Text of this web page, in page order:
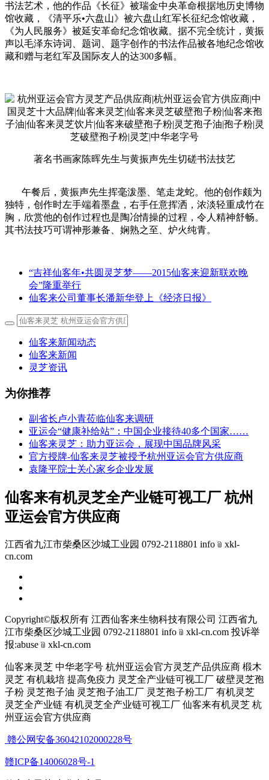
书法艺术，他的作品《长征》被瑞金中央革命根据地历史博物
馆收藏，《清平乐•六盘山》被六盘山红军长征纪念馆收藏，
《为人民服务》被延安革命纪念馆收藏。据不完全统计，黄振
声以毛泽东诗词、题词、题字创作的书法作品被各地纪念馆收
藏和赠与老红军及国际友人的达300多幅。
著名书画家陈晖先生与黄振声先生切磋书法技艺
午餐后，黄振声先生挥毫泼墨、笔走龙蛇。他的创作颇为
独特，创作时左手端着墨盘，右手任意挥洒，浓淡轻重成竹在
胸，欣赏他的创作过程也是陶冶情操的过程，令人精神舒畅。
其书法技巧可谓神形兼备、娴熟之至、炉火纯青。
“吉祥仙客年•共圆灵芝梦——2015仙客来迎新联欢晚
会”隆重举行
仙客来公司董事长潘新华登上《经济日报》
仙客来新闻动态
仙客来新闻
灵芝资讯
为你推荐
副省长卢小青莅临仙客来调研
亚运会“健康补给站”：中国企业接待40多个国家……
仙客来灵芝：助力亚运会，展现中国品牌风采
官方授牌-仙客来灵芝被授予杭州亚运会官方供应商
袁隆平院士关心家乡企业发展
仙客来有机灵芝全产业链可视工厂 杭州
亚运会官方供应商
江西省九江市柴桑区沙城工业园 0792-2118801 info﹫xkl-
cn.com
Copyright©版权所有 江西仙客来生物科技有限公司 江西省九
江市柴桑区沙城工业园 0792-2118801 info﹫xkl-cn.com 投诉举
报:abuse﹫xkl-cn.com
仙客来灵芝 中华老字号 杭州亚运会官方灵芝产品供应商 椴木
灵芝 有机栽培 提高免疫力 灵芝全产业链可视工厂 破壁灵芝孢
子粉 灵芝孢子油 灵芝孢子油工厂 灵芝孢子粉工厂 有机灵芝
灵芝全产业链 有机灵芝全产业链可视工厂 仙客来有机灵芝 杭
州亚运会官方供应商
赣公网安备36042102000228号
赣ICP备14006028号-1